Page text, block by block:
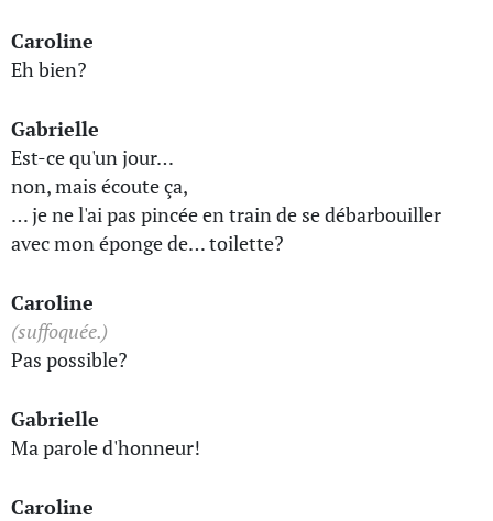
Caroline
Eh bien?
Gabrielle
Est-ce qu'un jour…
non, mais écoute ça,
… je ne l'ai pas pincée en train de se débarbouiller
avec mon éponge de… toilette?
Caroline
(suffoquée.)
Pas possible?
Gabrielle
Ma parole d'honneur!
Caroline